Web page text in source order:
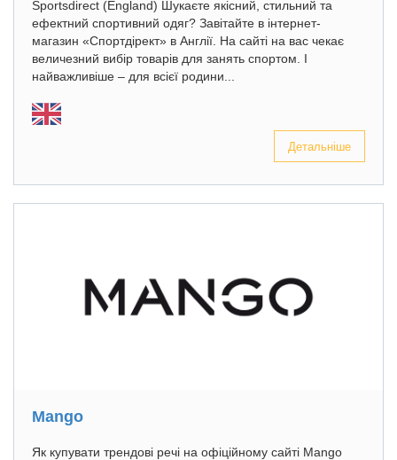
Sportsdirect (England) Шукаєте якісний, стильний та
ефектний спортивний одяг? Завітайте в інтернет-
магазин «Спортдірект» в Англії. На сайті на вас чекає
величезний вибір товарів для занять спортом. І
найважливіше – для всієї родини...
Детальніше
Mango
Як купувати трендові речі на офіційному сайті Mango